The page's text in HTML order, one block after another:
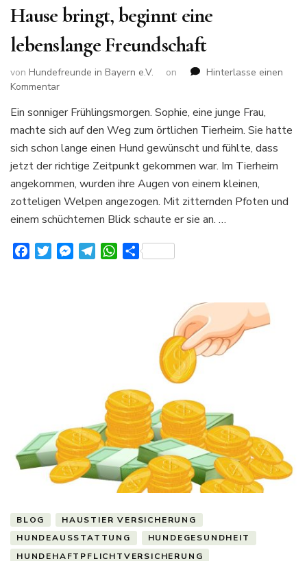
Hause bringt, beginnt eine
lebenslange Freundschaft
von Hundefreunde in Bayern e.V. on
Hinterlasse einen
Kommentarzu
man
einen
Welpen
nach
Hause
bringt,
beginnt
lebenslange
Freundschaft
Ein sonniger Frühlingsmorgen. Sophie, eine junge Frau,
machte sich auf den Weg zum örtlichen Tierheim. Sie hatte
sich schon lange einen Hund gewünscht und fühlte, dass
jetzt der richtige Zeitpunkt gekommen war. Im Tierheim
angekommen, wurden ihre Augen von einem kleinen,
zotteligen Welpen angezogen. Mit zitternden Pfoten und
einem schüchternen Blick schaute er sie an. …
FacebookTwitterMessenger
TelegramWhatsApp
Teilen
BLOG
HAUSTIER VERSICHERUNG
HUNDEAUSSTATTUNG
HUNDEGESUNDHEIT
HUNDEHAFTPFLICHTVERSICHERUNG